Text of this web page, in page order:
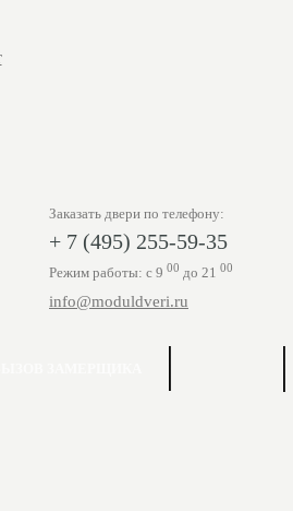
Заказать двери по телефону:
+ 7 (495) 255-59-35
Режим работы: с 9 00 до 21 00
info@moduldveri.ru